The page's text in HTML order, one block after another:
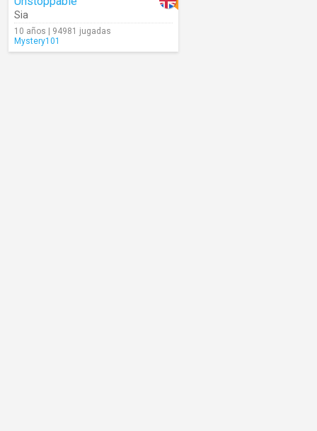
Sia
10 años | 94981 jugadas
Mystery101